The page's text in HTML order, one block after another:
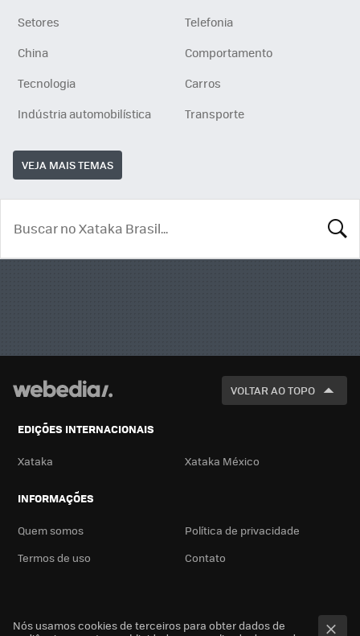
Setores
Telefonia
China
Comportamento
Tecnologia
Carros
Indústria automobilística
Transporte
VEJA MAIS TEMAS
VOLTAR AO TOPO
EDIÇÕES INTERNACIONAIS
Xataka Xataka México
INFORMAÇÕES
Quem somos
Política de privacidade
Termos de uso
Contato
Nós usamos cookies de terceiros para obter dados de